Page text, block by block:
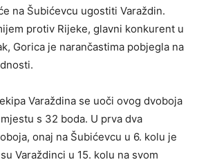
na Šubićevcu ugostiti Varaždin.
protiv Rijeke, glavni konkurent u
Gorica je narančastima pobjegla na
Varaždina se uoči ovog dvoboja
s 32 boda. U prva dva
onaj na Šubićevcu u 6. kolu je
Varaždinci u 15. kolu na svom